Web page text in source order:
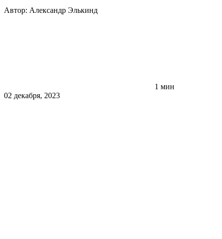
Автор: Александр Элькинд
1 мин
02 декабря, 2023